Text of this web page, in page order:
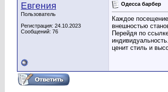
Евгения
Пользователь
Регистрация: 24.10.2023
Сообщений: 76
Одесса барбер
Каждое
внешностью
Перейдя по
ценит стиль и